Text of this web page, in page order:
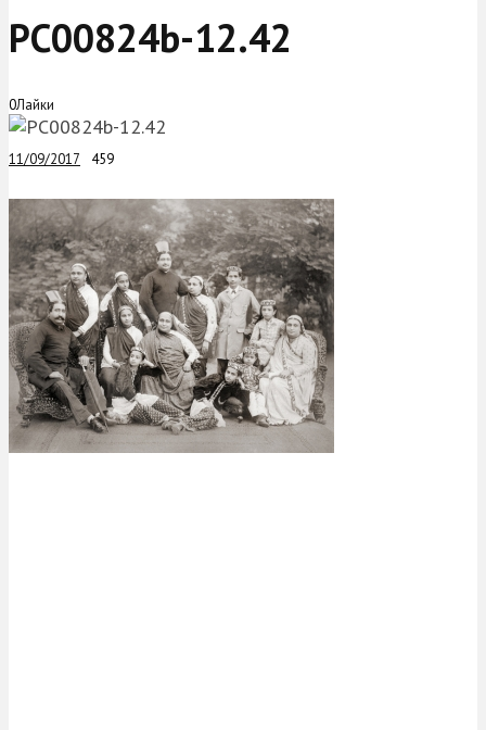
PC00824b-12.42
0Лайки
11/09/2017 459